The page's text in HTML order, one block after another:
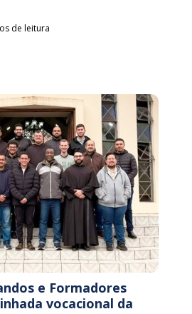
de leitura
e Formadores
vocacional da